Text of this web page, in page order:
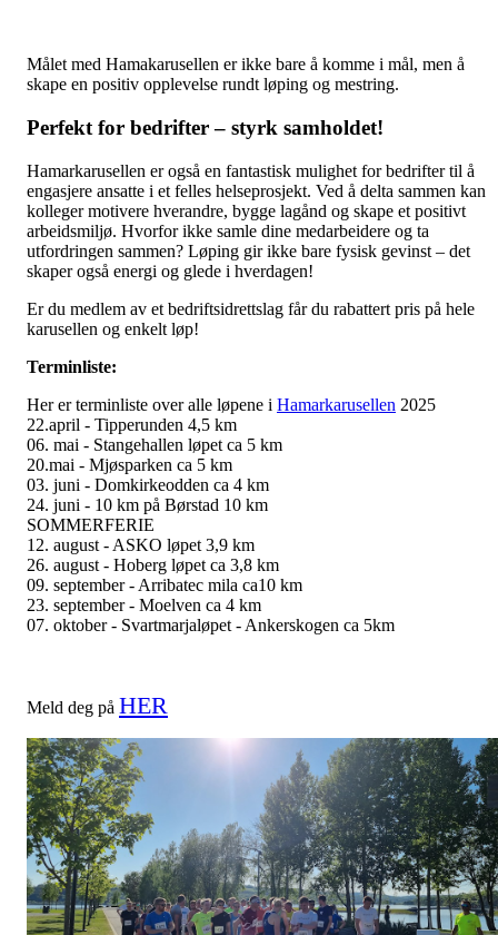
Målet med Hamakarusellen er ikke bare å komme i mål, men å
skape en positiv opplevelse rundt løping og mestring.
Perfekt for bedrifter – styrk samholdet!
Hamarkarusellen er også en fantastisk mulighet for bedrifter til å
engasjere ansatte i et felles helseprosjekt. Ved å delta sammen kan
kolleger motivere hverandre, bygge lagånd og skape et positivt
arbeidsmiljø. Hvorfor ikke samle dine medarbeidere og ta
utfordringen sammen? Løping gir ikke bare fysisk gevinst – det
skaper også energi og glede i hverdagen!
Er du medlem av et bedriftsidrettslag får du rabattert pris på hele
karusellen og enkelt løp!
Terminliste:
Her er terminliste over alle løpene i Hamarkarusellen 2025
22.april - Tipperunden 4,5 km
06. mai - Stangehallen løpet ca 5 km
20.mai - Mjøsparken ca 5 km
03. juni - Domkirkeodden ca 4 km
24. juni - 10 km på Børstad 10 km
SOMMERFERIE
12. august - ASKO løpet 3,9 km
26. august - Hoberg løpet ca 3,8 km
09. september - Arribatec mila ca10 km
23. september - Moelven ca 4 km
07. oktober - Svartmarjaløpet - Ankerskogen ca 5km
Meld deg på HER